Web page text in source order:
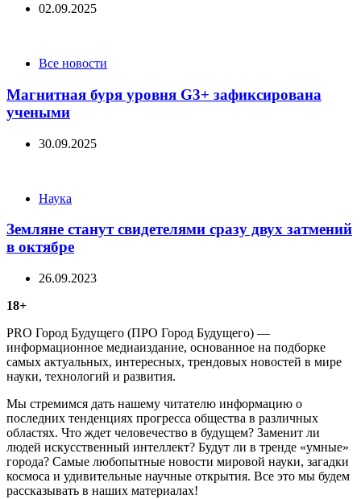
02.09.2025
CategoriesВсе новости
Магнитная буря уровня G3+ зафиксирована
учеными
30.09.2025
Categories
Наука
Земляне станут свидетелями сразу двух затмений
в октябре
26.09.2023
18+
PRO Город Будущего (ПРО Город Будущего) —
информационное медиаиздание, основанное на подборке
самых актуальных, интересных, трендовых новостей в мире
науки, технологий и развития.
Мы стремимся дать нашему читателю информацию о
последних тенденциях прогресса общества в различных
областях. Что ждет человечество в будущем? Заменит ли
людей искусственный интеллект? Будут ли в тренде «умные»
города? Самые любопытные новости мировой науки, загадки
космоса и удивительные научные открытия. Все это мы будем
рассказывать в наших материалах!